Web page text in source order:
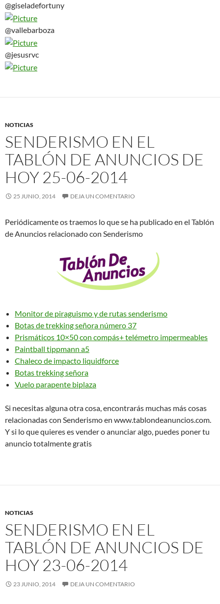
@giseladefortuny
@vallebarboza
@jesusrvc
NOTICIAS
SENDERISMO EN EL
TABLÓN DE ANUNCIOS DE
HOY 25-06-2014
25 JUNIO, 2014 DEJA UN COMENTARIO
Periódicamente os traemos lo que se ha publicado en el Tablón
de Anuncios relacionado con Senderismo
Monitor de piraguismo y de rutas senderismo
Botas de trekking señora número 37
Prismáticos 10×50 con compás+ telémetro impermeables
Paintball tippmann a5
Chaleco de impacto liquidforce
Botas trekking señora
Vuelo parapente biplaza
Si necesitas alguna otra cosa, encontrarás muchas más cosas
relacionadas con Senderismo en www.tablondeanuncios.com.
Y si lo que quieres es vender o anunciar algo, puedes poner tu
anuncio totalmente gratis
NOTICIAS
SENDERISMO EN EL
TABLÓN DE ANUNCIOS DE
HOY 23-06-2014
23 JUNIO, 2014 DEJA UN COMENTARIO